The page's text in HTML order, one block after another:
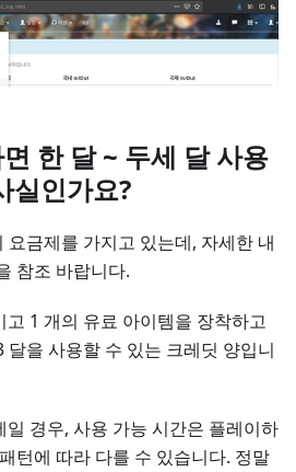
한 달 ~ 두세 달 사용
실인가요?
요금제를 가지고 있는데, 자세한 내
참조 바랍니다.
1 개의 유료 아이템을 장착하고
달을 사용할 수 있는 크레딧 양입니
경우, 사용 가능 시간은 플레이하
턴에 따라 다를 수 있습니다. 정말